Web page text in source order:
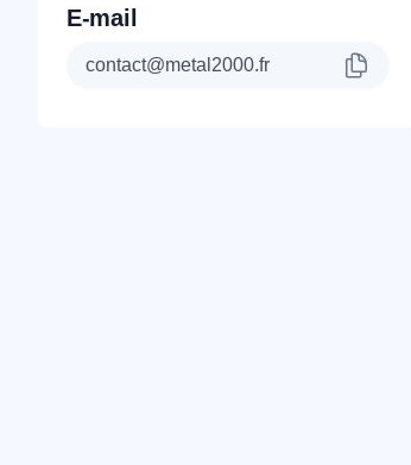
E-mail
contact@metal2000.fr